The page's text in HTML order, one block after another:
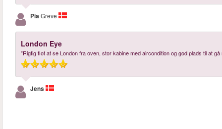
PiaGreve
London Eye
"Rigtig flot at se London fra oven, stor kabine med aircondition og god plads til at
Jens